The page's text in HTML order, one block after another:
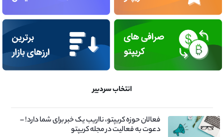
انتخاب سردبیر
فعالان حوزه کریپتو، نااریب یک خبر برای شما دارد! –
دعوت به فعالیت در مجله کریپتو